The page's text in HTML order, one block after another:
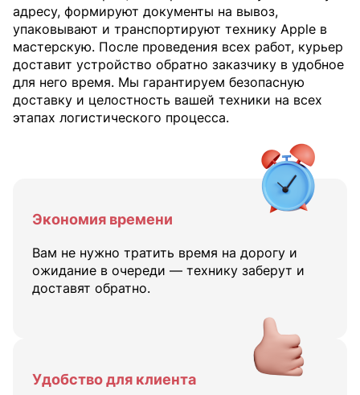
адресу, формируют документы на вывоз,
упаковывают и транспортируют технику Apple в
мастерскую. После проведения всех работ, курьер
доставит устройство обратно заказчику в удобное
для него время. Мы гарантируем безопасную
доставку и целостность вашей техники на всех
этапах логистического процесса.
Экономия времени
Вам не нужно тратить время на дорогу и
ожидание в очереди — технику заберут и
доставят обратно.
Удобство для клиента